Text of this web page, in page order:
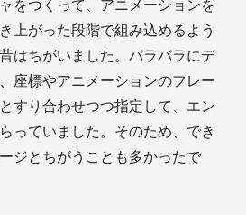
をつくって、アニメーションを
上がった段階で組み込めるよう
はちがいました。バラバラにデ
座標やアニメーションのフレー
すり合わせつつ指定して、エン
っていました。そのため、でき
ジとちがうことも多かったで